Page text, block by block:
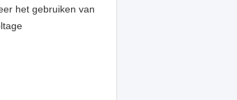
het gebruiken van